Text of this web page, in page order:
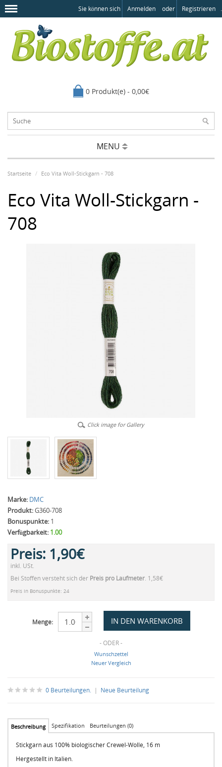
Sie können sich Anmelden oder Registrieren .
0 Produkt(e) - 0,00€
MENU
Startseite Eco Vita Woll-Stickgarn - 708
Eco Vita Woll-Stickgarn -
708
Click image for Gallery
Marke: DMC
Produkt:G360-708
Bonuspunkte: 1
Verfügbarkeit: 1.00
Preis: 1,90€
inkl. USt.
Bei Stoffen versteht sich der Preis pro Laufmeter. 1,58€
Preis in Bonuspunkte: 24
Menge:
- ODER -
Wunschzettel
Neuer Vergleich
0 Beurteilungen. | Neue Beurteilung
Beschreibung Spezifikation Beurteilungen (0)
Stickgarn aus 100% biologischer Crewel-Wolle, 16 m
Hergestellt in Italien.